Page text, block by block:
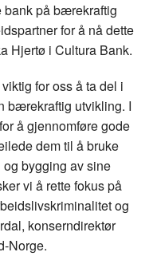
bank på bærekraftig
for å nå dette
Hjertø i Cultura Bank.
for oss å ta del i
bærekraftig utvikling. I
å gjennomføre gode
dem til å bruke
bygging av sine
vi å rette fokus på
og
konserndirektør
Norge.